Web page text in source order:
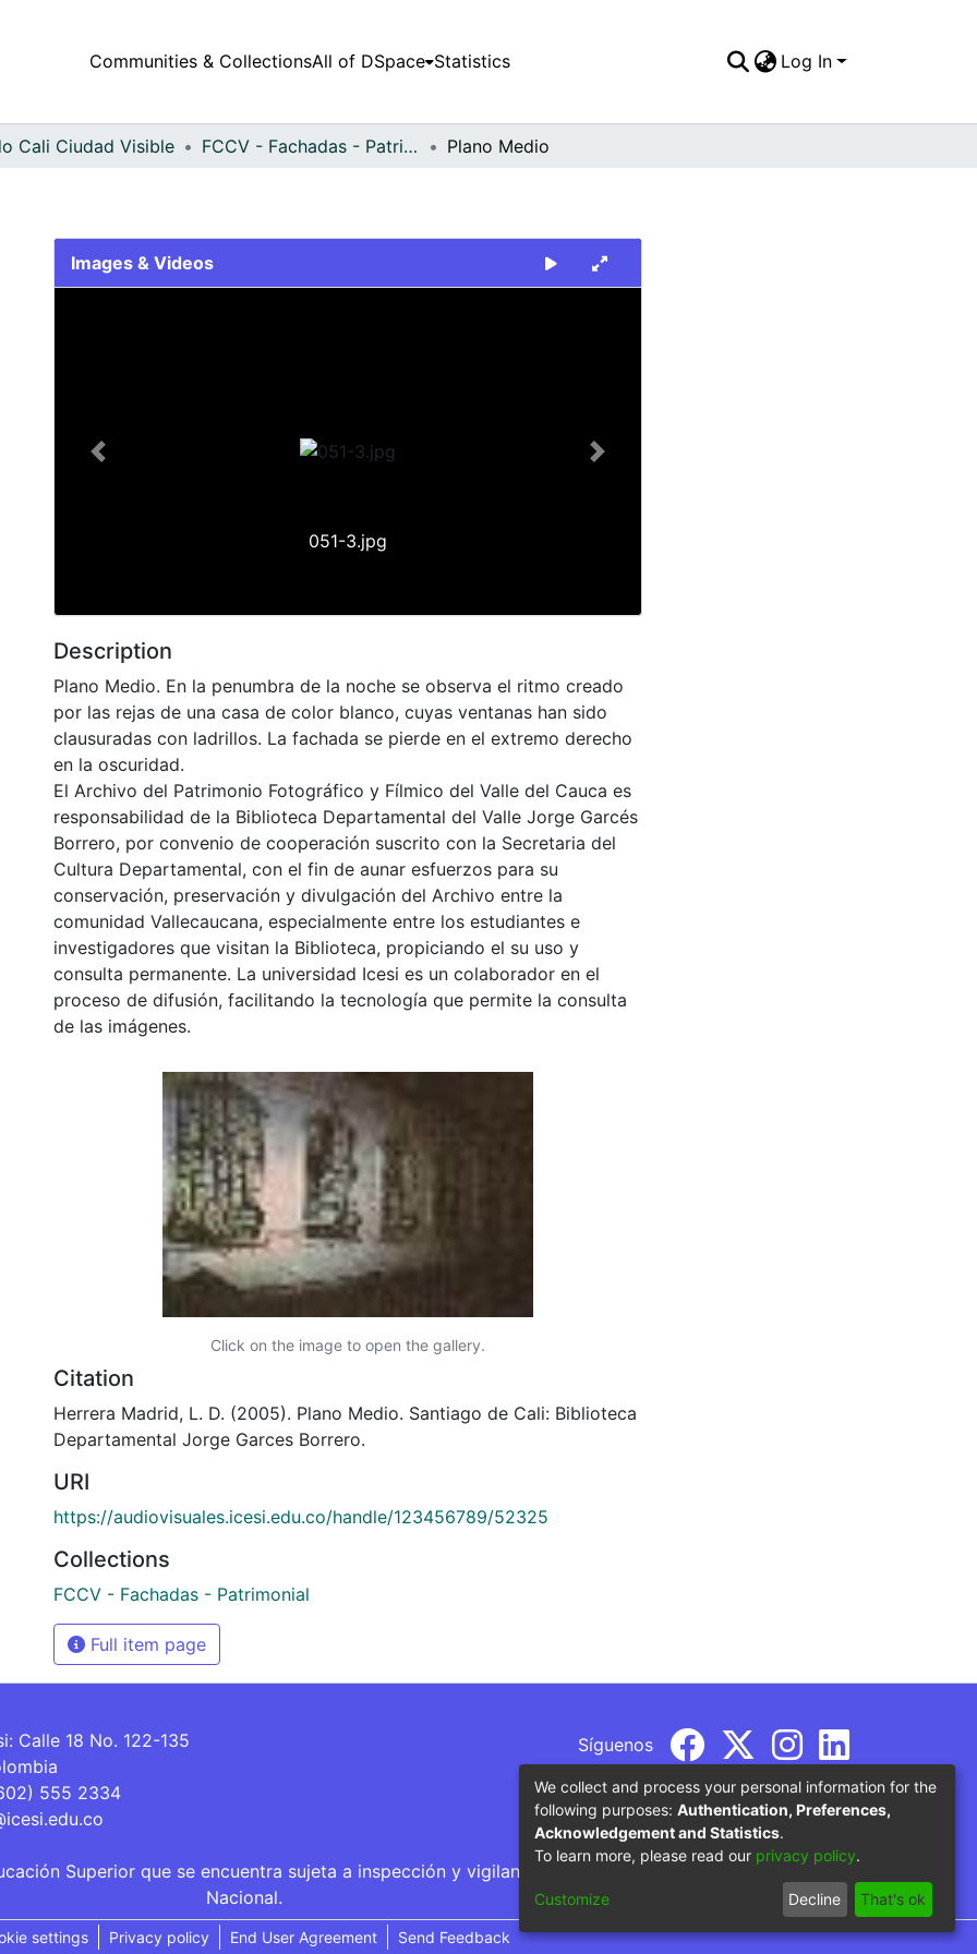
Communities & CollectionsAll of DSpace Statistics Log In
Cali Ciudad Visible FCCV - Fachadas - Patrimonial Plano Medio
Images & Videos
051-3.jpg
Previous Next
Description
Plano Medio. En la penumbra de la noche se observa el ritmo creado
por las rejas de una casa de color blanco, cuyas ventanas han sido
clausuradas con ladrillos. La fachada se pierde en el extremo derecho
en la oscuridad.
El Archivo del Patrimonio Fotográfico y Fílmico del Valle del Cauca es
responsabilidad de la Biblioteca Departamental del Valle Jorge Garcés
Borrero, por convenio de cooperación suscrito con la Secretaria del
Cultura Departamental, con el fin de aunar esfuerzos para su
conservación, preservación y divulgación del Archivo entre la
comunidad Vallecaucana, especialmente entre los estudiantes e
investigadores que visitan la Biblioteca, propiciando el su uso y
consulta permanente. La universidad Icesi es un colaborador en el
proceso de difusión, facilitando la tecnología que permite la consulta
de las imágenes.
Click on the image to open the gallery.
Citation
Herrera Madrid, L. D. (2005). Plano Medio. Santiago de Cali: Biblioteca
Departamental Jorge Garces Borrero.
URI
https://audiovisuales.icesi.edu.co/handle/123456789/52325
Collections
FCCV - Fachadas - Patrimonial
Full item page
Calle 18 No. 122-135
555 2334
Síguenos
Superior que se encuentra sujeta a inspección y vigilancia por parte del Ministerio de Educación
Nacional.
settings Privacy policy End User Agreement Send Feedback
We collect and process your personal information for the
following purposes: Authentication, Preferences,
Acknowledgement and Statistics.
To learn more, please read our privacy policy.
Customize Decline That's ok